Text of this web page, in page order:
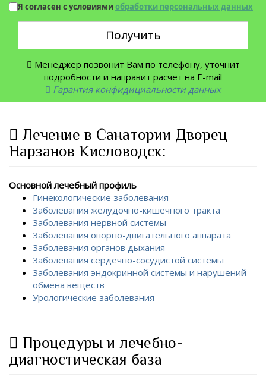
Я согласен с условиямиобработки персональных данных
Получить
Менеджер позвонит Вам по телефону, уточнит
подробности и направит расчет на E-mail
Гарантия конфидициальности данных
Лечение в Санатории Дворец
Нарзанов Кисловодск:
Основной лечебный профиль
Гинекологические заболевания
Заболевания желудочно-кишечного тракта
Заболевания нервной системы
Заболевания опорно-двигательного аппарата
Заболевания органов дыхания
Заболевания сердечно-сосудистой системы
Заболевания эндокринной системы и нарушений
обмена веществ
Урологические заболевания
Процедуры и лечебно-
диагностическая база